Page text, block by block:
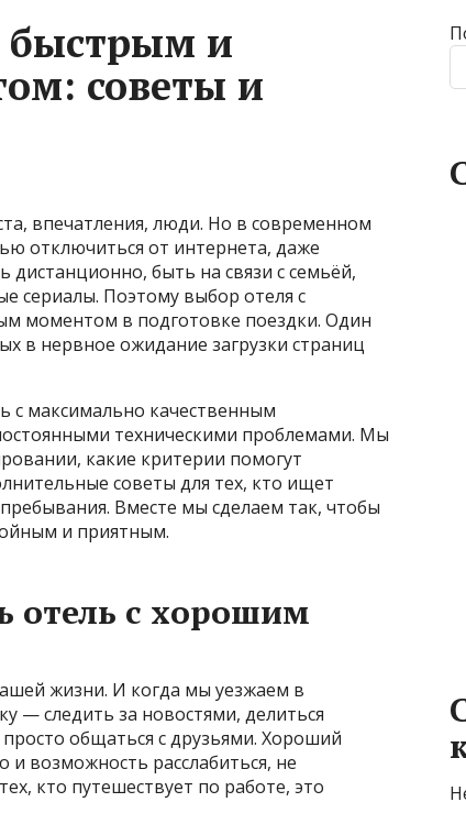
быстрым и
советы и
впечатления, люди. Но в современном
отключиться от интернета, даже
дистанционно, быть на связи с семьёй,
сериалы. Поэтому выбор отеля с
моментом в подготовке поездки. Один
в нервное ожидание загрузки страниц
с максимально качественным
техническими проблемами. Мы
какие критерии помогут
советы для тех, кто ищет
Вместе мы сделаем так, чтобы
и приятным.
отель с хорошим
жизни. И когда мы уезжаем в
— следить за новостями, делиться
общаться с друзьями. Хороший
возможность расслабиться, не
кто путешествует по работе, это